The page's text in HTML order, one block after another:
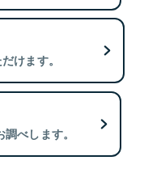
けます。
べします。